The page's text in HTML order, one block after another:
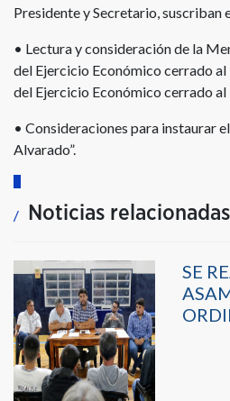
Presidente y Secretario, suscriban
• Lectura y consideración de la
del Ejercicio Económico cerrado
del Ejercicio Económico cerrado
• Consideraciones para instaurar
Alvarado”.
Noticias relacionadas
SE